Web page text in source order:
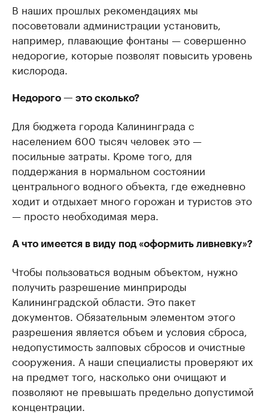
В наших прошлых рекомендациях мы
посоветовали администрации установить,
например, плавающие фонтаны — совершенно
недорогие, которые позволят повысить уровень
кислорода.
Недорого — это сколько?
Для бюджета города Калининграда с
населением 600 тысяч человек это —
посильные затраты. Кроме того, для
поддержания в нормальном состоянии
центрального водного объекта, где ежедневно
ходит и отдыхает много горожан и туристов это
— просто необходимая мера.
А что имеется в виду под «оформить ливневку»?
Чтобы пользоваться водным объектом, нужно
получить разрешение минприроды
Калининградской области. Это пакет
документов. Обязательным элементом этого
разрешения является объем и условия сброса,
недопустимость залповых сбросов и очистные
сооружения. А наши специалисты проверяют их
на предмет того, насколько они очищают и
позволяют не превышать предельно допустимой
концентрации.